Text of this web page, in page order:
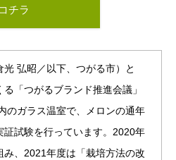
チラ
弘昭／以下、つがる市）と
「つがるブランド推進会議」
のガラス温室で、メロンの通年
試験を行っています。2020年
み、2021年度は「栽培方法の改